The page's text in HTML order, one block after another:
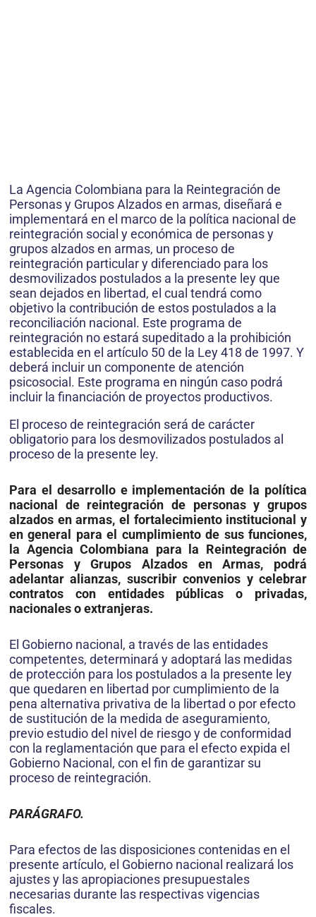
La Agencia Colombiana para la Reintegración de
Personas y Grupos Alzados en armas, diseñará e
implementará en el marco de la política nacional de
reintegración social y económica de personas y
grupos alzados en armas, un proceso de
reintegración particular y diferenciado para los
desmovilizados postulados a la presente ley que
sean dejados en libertad, el cual tendrá como
objetivo la contribución de estos postulados a la
reconciliación nacional. Este programa de
reintegración no estará supeditado a la prohibición
establecida en el artículo 50 de la Ley 418 de 1997. Y
deberá incluir un componente de atención
psicosocial. Este programa en ningún caso podrá
incluir la financiación de proyectos productivos.
El proceso de reintegración será de carácter
obligatorio para los desmovilizados postulados al
proceso de la presente ley.
Para el desarrollo e implementación de la política
nacional de reintegración de personas y grupos
alzados en armas, el fortalecimiento institucional y
en general para el cumplimiento de sus funciones,
la Agencia Colombiana para la Reintegración de
Personas y Grupos Alzados en Armas, podrá
adelantar alianzas, suscribir convenios y celebrar
contratos con entidades públicas o privadas,
nacionales o extranjeras.
El Gobierno nacional, a través de las entidades
competentes, determinará y adoptará las medidas
de protección para los postulados a la presente ley
que quedaren en libertad por cumplimiento de la
pena alternativa privativa de la libertad o por efecto
de sustitución de la medida de aseguramiento,
previo estudio del nivel de riesgo y de conformidad
con la reglamentación que para el efecto expida el
Gobierno Nacional, con el fin de garantizar su
proceso de reintegración.
PARÁGRAFO.
Para efectos de las disposiciones contenidas en el
presente artículo, el Gobierno nacional realizará los
ajustes y las apropiaciones presupuestales
necesarias durante las respectivas vigencias
fiscales.